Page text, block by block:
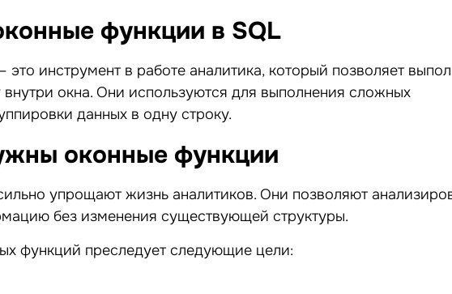
функции в SQL
инструмент в работе аналитика, который позволяет
внутри окна. Они используются для выполнения сложных
данных в одну строку.
оконные функции
упрощают жизнь аналитиков. Они позволяют
без изменения существующей структуры.
функций преследует следующие цели: